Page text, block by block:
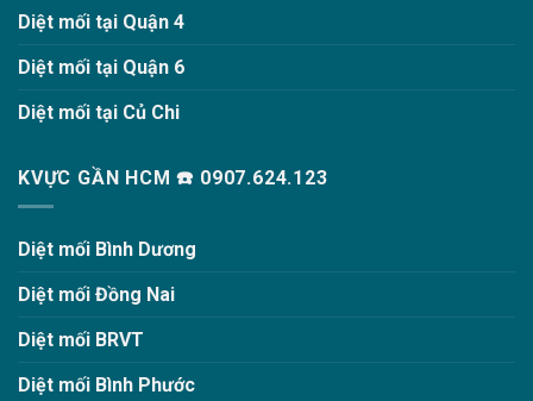
Diệt mối tại Quận 4
Diệt mối tại Quận 6
Diệt mối tại Củ Chi
KVỰC GẦN HCM ☎️ 0907.624.123
Diệt mối Bình Dương
Diệt mối Đồng Nai
Diệt mối BRVT
Diệt mối Bình Phước